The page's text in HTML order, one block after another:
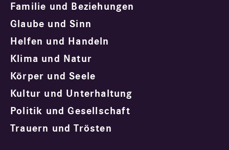
Familie und Beziehungen
Glaube und Sinn
Helfen und Handeln
Klima und Natur
Körper und Seele
Kultur und Unterhaltung
Politik und Gesellschaft
Trauern und Trösten